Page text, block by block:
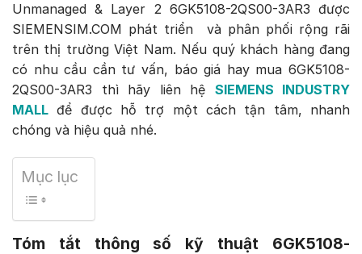
Unmanaged & Layer 2 6GK5108-2QS00-3AR3 được
SIEMENSIM.COM phát triển và phân phối rộng rãi
trên thị trường Việt Nam. Nếu quý khách hàng đang
có nhu cầu cần tư vấn, báo giá hay mua 6GK5108-
2QS00-3AR3 thì hãy liên hệ SIEMENS INDUSTRY
MALL để được hỗ trợ một cách tận tâm, nhanh
chóng và hiệu quả nhé.
Mục lục
Tóm tắt thông số kỹ thuật 6GK5108-